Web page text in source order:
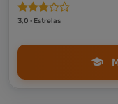
3,0 · Estrelas